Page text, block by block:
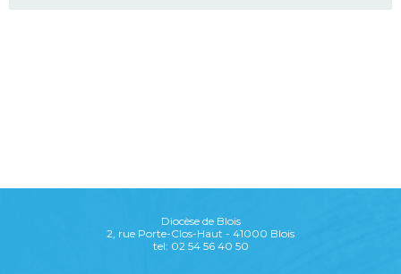
Diocèse de Blois
2, rue Porte-Clos-Haut - 41000 Blois
tel: 02 54 56 40 50